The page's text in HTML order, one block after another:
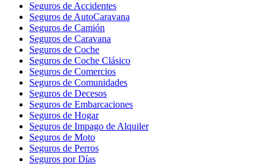
Seguros de Accidentes
Seguros de AutoCaravana
Seguros de Camión
Seguros de Caravana
Seguros de Coche
Seguros de Coche Clásico
Seguros de Comercios
Seguros de Comunidades
Seguros de Decesos
Seguros de Embarcaciones
Seguros de Hogar
Seguros de Impago de Alquiler
Seguros de Moto
Seguros de Perros
Seguros por Días